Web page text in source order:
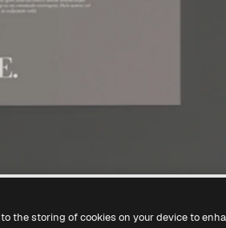
the storing of cookies on your device to